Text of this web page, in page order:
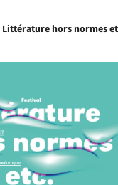
Littérature hors normes